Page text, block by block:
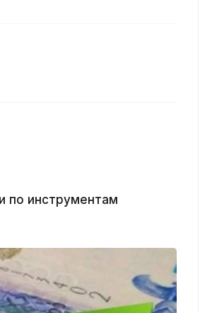
по инструментам